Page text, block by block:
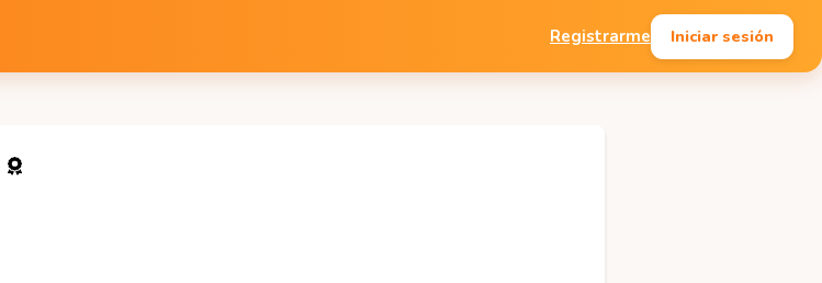
Registrarme Iniciar sesión